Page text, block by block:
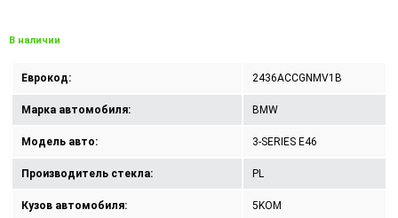
В наличии
Еврокод: 2436ACCGNMV1B
Марка автомобиля: BMW
Модель авто: 3-SERIES E46
Производитель стекла: PL
Кузов автомобиля: 5KOM